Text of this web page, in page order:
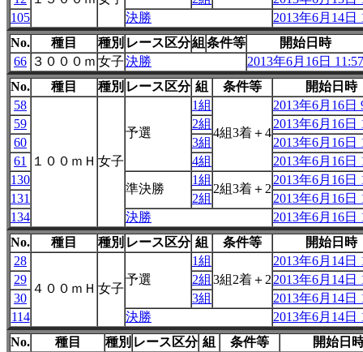
105
決勝
2013年6月14日
No.
種目 種別 レース区分組 条件等
開始日時
66 ３０００ｍ 女子決勝
2013年6月16日 11:57
No.
種目 種別 レース区分 組 条件等
開始日時
58
１００ｍＨ 女子
予選
1組
4組3着＋4
2013年6月16日
59
2組
2013年6月16日
60
3組
2013年6月16日
61
4組
2013年6月16日
130
準決勝
1組
2組3着＋2
2013年6月16日
131
2組
2013年6月16日
134
決勝
2013年6月16日
No.
種目 種別 レース区分 組 条件等
開始日時
28
４００ｍＨ 女子
予選
1組
3組2着＋2
2013年6月14日
29
2組
2013年6月14日
30
3組
2013年6月14日
114
決勝
2013年6月14日
No.
種目 種別 レース区分 組 条件等
開始日